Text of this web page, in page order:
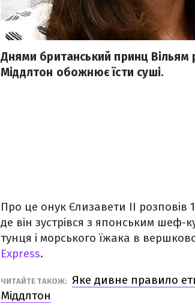
Днями британський принц
Міддлтон обожнює їсти суші.
Про це онук Єлизавети II розповів
де він зустрівся з японським
тунця і морського їжака в
Express.
ЧИТАЙТЕ ТАКОЖ: Яке дивне правило
Міддлтон